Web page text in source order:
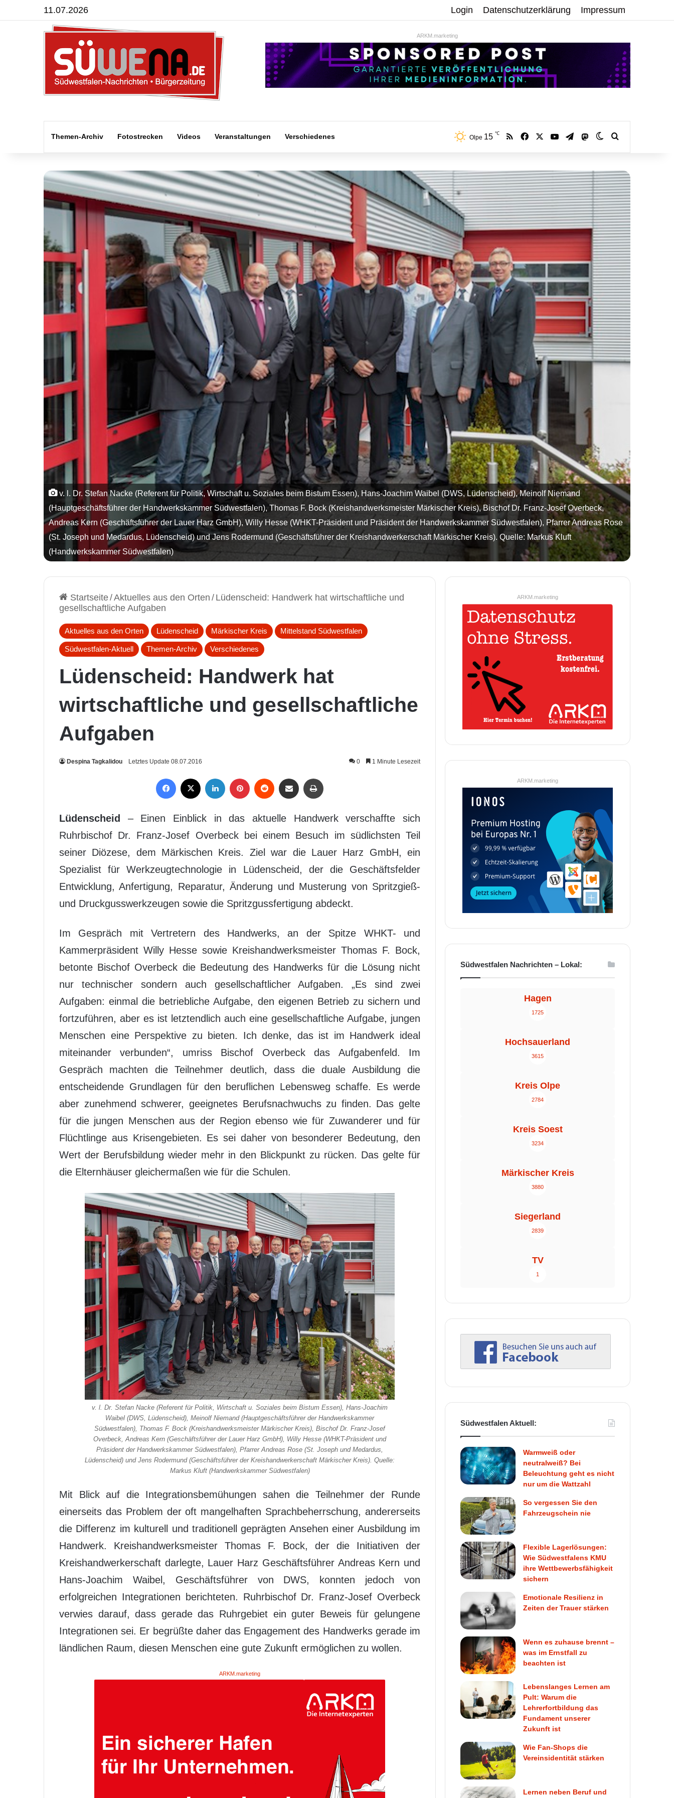
11.07.2026 Login Datenschutzerklärung Impressum
ARKM.marketing
Themen-Archiv Fotostrecken Videos Veranstaltungen Verschiedenes Olpe 15 ℃ RSS Facebook YouTubeTelegramMastodonSkin umschalten
v. l. Dr. Stefan Nacke (Referent für Politik, Wirtschaft u. Soziales beim Bistum Essen), Hans-Joachim Waibel (DWS, Lüdenscheid), Meinolf Niemand
(Hauptgeschäftsführer der Handwerkskammer Südwestfalen), Thomas F. Bock (Kreishandwerksmeister Märkischer Kreis), Bischof Dr. Franz-Josef Overbeck,
Andreas Kern (Geschäftsführer der Lauer Harz GmbH), Willy Hesse (WHKT-Präsident und Präsident der Handwerkskammer Südwestfalen), Pfarrer Andreas Rose
(St. Joseph und Medardus, Lüdenscheid) und Jens Rodermund (Geschäftsführer der Kreishandwerkerschaft Märkischer Kreis). Quelle: Markus Kluft
(Handwerkskammer Südwestfalen)
Startseite/Aktuelles aus den Orten / Lüdenscheid: Handwerk hat wirtschaftliche und
gesellschaftliche Aufgaben
Aktuelles aus den Orten Lüdenscheid Märkischer Kreis Mittelstand Südwestfalen
Südwestfalen-Aktuell Themen-Archiv Verschiedenes
Lüdenscheid: Handwerk hat
wirtschaftliche und gesellschaftliche
Aufgaben
Despina Tagkalidou Letztes Update 08.07.2016 0 1 Minute Lesezeit
Lüdenscheid
– Einen Einblick in das aktuelle Handwerk verschaffte sich
Ruhrbischof Dr. Franz-Josef Overbeck bei einem Besuch im südlichsten Teil
seiner Diözese, dem Märkischen Kreis. Ziel war die Lauer Harz GmbH, ein
Spezialist für Werkzeugtechnologie in Lüdenscheid, der die Geschäftsfelder
Entwicklung, Anfertigung, Reparatur, Änderung und Musterung von Spritzgieß-
und Druckgusswerkzeugen sowie die Spritzgussfertigung abdeckt.
Im Gespräch mit Vertretern des Handwerks, an der Spitze WHKT- und
Kammerpräsident Willy Hesse sowie Kreishandwerksmeister Thomas F. Bock,
betonte Bischof Overbeck die Bedeutung des Handwerks für die Lösung nicht
nur technischer sondern auch gesellschaftlicher Aufgaben. „Es sind zwei
Aufgaben: einmal die betriebliche Aufgabe, den eigenen Betrieb zu sichern und
fortzuführen, aber es ist letztendlich auch eine gesellschaftliche Aufgabe, jungen
Menschen eine Perspektive zu bieten. Ich denke, das ist im Handwerk ideal
miteinander verbunden“, umriss Bischof Overbeck das Aufgabenfeld. Im
Gespräch machten die Teilnehmer deutlich, dass die duale Ausbildung die
entscheidende Grundlagen für den beruflichen Lebensweg schaffe. Es werde
aber zunehmend schwerer, geeignetes Berufsnachwuchs zu finden. Das gelte
für die jungen Menschen aus der Region ebenso wie für Zuwanderer und für
Flüchtlinge aus Krisengebieten. Es sei daher von besonderer Bedeutung, den
Wert der Berufsbildung wieder mehr in den Blickpunkt zu rücken. Das gelte für
die Elternhäuser gleichermaßen wie für die Schulen.
v. l. Dr. Stefan Nacke (Referent für Politik, Wirtschaft u. Soziales beim Bistum Essen), Hans-Joachim
Waibel (DWS, Lüdenscheid), Meinolf Niemand (Hauptgeschäftsführer der Handwerkskammer
Südwestfalen), Thomas F. Bock (Kreishandwerksmeister Märkischer Kreis), Bischof Dr. Franz-Josef
Overbeck, Andreas Kern (Geschäftsführer der Lauer Harz GmbH), Willy Hesse (WHKT-Präsident und
Präsident der Handwerkskammer Südwestfalen), Pfarrer Andreas Rose (St. Joseph und Medardus,
Lüdenscheid) und Jens Rodermund (Geschäftsführer der Kreishandwerkerschaft Märkischer Kreis). Quelle:
Markus Kluft (Handwerkskammer Südwestfalen)
Mit Blick auf die Integrationsbemühungen sahen die Teilnehmer der Runde
einerseits das Problem der oft mangelhaften Sprachbeherrschung, andererseits
die Differenz im kulturell und traditionell geprägten Ansehen einer Ausbildung im
Handwerk. Kreishandwerksmeister Thomas F. Bock, der die Initiativen der
Kreishandwerkerschaft darlegte, Lauer Harz Geschäftsführer Andreas Kern und
Hans-Joachim Waibel, Geschäftsführer von DWS, konnten jedoch von
erfolgreichen Integrationen berichteten. Ruhrbischof Dr. Franz-Josef Overbeck
verwies darauf, dass gerade das Ruhrgebiet ein guter Beweis für gelungene
Integrationen sei. Er begrüßte daher das Engagement des Handwerks gerade im
ländlichen Raum, diesen Menschen eine gute Zukunft ermöglichen zu wollen.
ARKM.marketing
ARKM.marketing
ARKM.marketing
Südwestfalen Nachrichten – Lokal:
Hagen
1725
Hochsauerland
3615
Kreis Olpe
2784
Kreis Soest
3234
Märkischer Kreis
3880
Siegerland
2839
TV
1
Südwestfalen Aktuell:
Warmweiß oder
neutralweiß? Bei
Beleuchtung geht es nicht
nur um die Wattzahl
So vergessen Sie den
Fahrzeugschein nie
Flexible Lagerlösungen:
Wie Südwestfalens KMU
ihre Wettbewerbsfähigkeit
sichern
Emotionale Resilienz in
Zeiten der Trauer stärken
Wenn es zuhause brennt –
was im Ernstfall zu
beachten ist
Lebenslanges Lernen am
Pult: Warum die
Lehrerfortbildung das
Fundament unserer
Zukunft ist
Wie Fan-Shops die
Vereinsidentität stärken
Lernen neben Beruf und